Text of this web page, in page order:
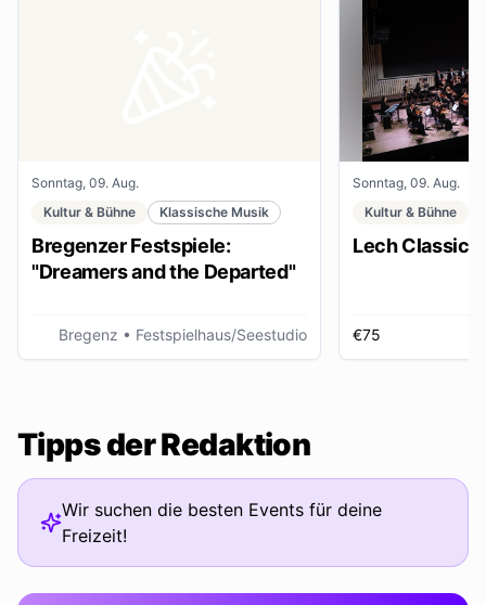
Sonntag, 09. Aug.
Kultur & Bühne
Klassische Musik
Bregenzer Festspiele:
"Dreamers and the Departed"
Bregenz • Festspielhaus/Seestudio
Sonntag, 09. Aug.
Kultur & Bühne
Lech Classic
€75
Tipps der Redaktion
Wir suchen die besten Events für deine
Freizeit!